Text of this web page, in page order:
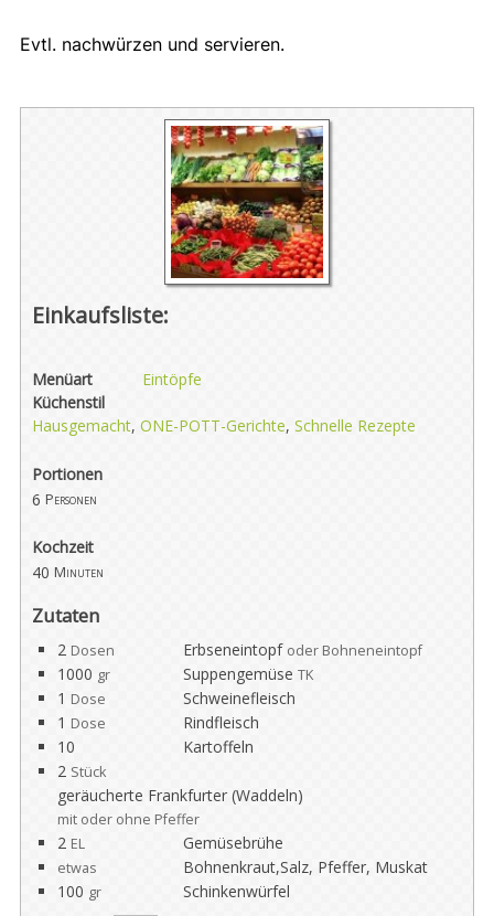
Evtl. nachwürzen und servieren.
Einkaufsliste:
Menüart
Eintöpfe
Küchenstil
Hausgemacht, ONE-POTT-Gerichte, Schnelle Rezepte
Portionen
6 Personen
Kochzeit
40 Minuten
Zutaten
2 Dosen Erbseneintopf oder Bohneneintopf
1000 gr Suppengemüse TK
1 Dose
Schweinefleisch
1 Dose
Rindfleisch
10
Kartoffeln
2 Stück
geräucherte Frankfurter (Waddeln)
mit oder ohne Pfeffer
2 EL Gemüsebrühe
etwas
Bohnenkraut,Salz, Pfeffer, Muskat
100 gr
Schinkenwürfel